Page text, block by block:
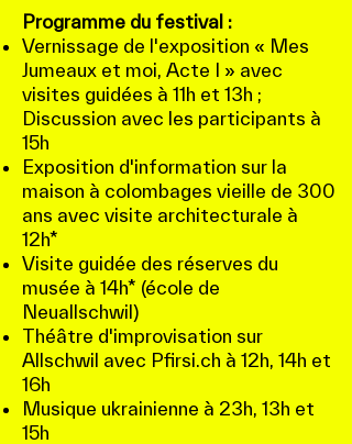
Programme du festival :
Vernissage de l'exposition « Mes
Jumeaux et moi, Acte I » avec
visites guidées à 11h et 13h ;
Discussion avec les participants à
15h
Exposition d'information sur la
maison à colombages vieille de 300
ans avec visite architecturale à
12h*
Visite guidée des réserves du
musée à 14h* (école de
Neuallschwil)
Théâtre d'improvisation sur
Allschwil avec Pfirsi.ch à 12h, 14h et
16h
Musique ukrainienne à 23h, 13h et
15h